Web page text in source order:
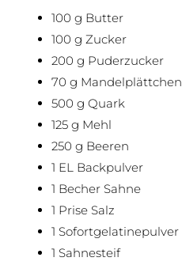
100 g Butter
100 g Zucker
200 g Puderzucker
70 g Mandelplättchen
500 g Quark
125 g Mehl
250 g Beeren
1 EL Backpulver
1 Becher Sahne
1 Prise Salz
1 Sofortgelatinepulver
1 Sahnesteif